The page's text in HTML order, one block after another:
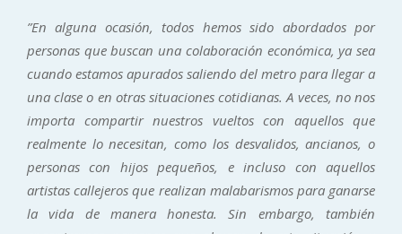
”En alguna ocasión, todos hemos sido abordados por
personas que buscan una colaboración económica, ya sea
cuando estamos apurados saliendo del metro para llegar a
una clase o en otras situaciones cotidianas. A veces, no nos
importa compartir nuestros vueltos con aquellos que
realmente lo necesitan, como los desvalidos, ancianos, o
personas con hijos pequeños, e incluso con aquellos
artistas callejeros que realizan malabarismos para ganarse
la vida de manera honesta. Sin embargo, también